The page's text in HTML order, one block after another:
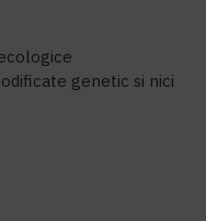
genetic si nici